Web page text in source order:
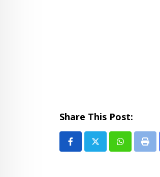
Share This Post:
Whatsapp
Print